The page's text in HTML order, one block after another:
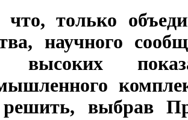
только
научного
высоких
выбрав